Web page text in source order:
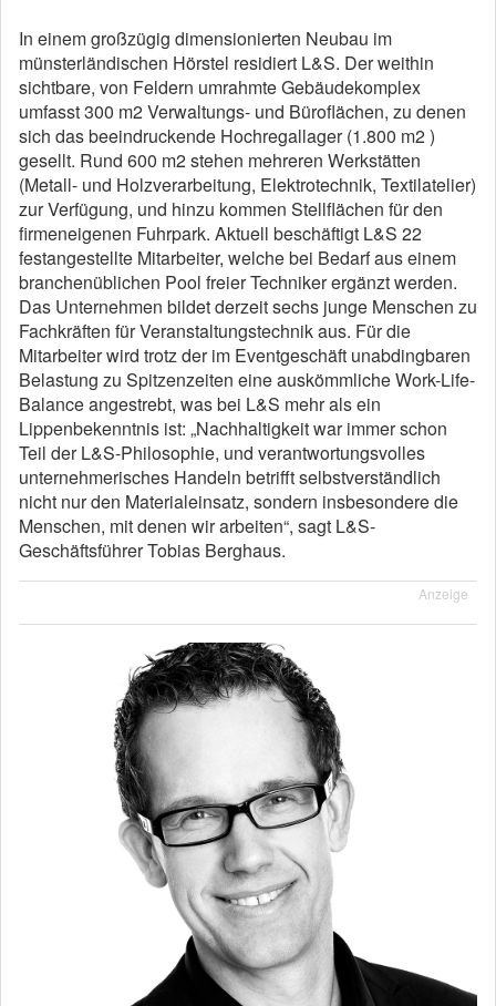
In einem großzügig dimensionierten Neubau im
münsterländischen Hörstel residiert L&S. Der weithin
sichtbare, von Feldern umrahmte Gebäudekomplex
umfasst 300 m2 Verwaltungs- und Büroflächen, zu denen
sich das beeindruckende Hochregallager (1.800 m2 )
gesellt. Rund 600 m2 stehen mehreren Werkstätten
(Metall- und Holzverarbeitung, Elektrotechnik, Textilatelier)
zur Verfügung, und hinzu kommen Stellflächen für den
firmeneigenen Fuhrpark. Aktuell beschäftigt L&S 22
festangestellte Mitarbeiter, welche bei Bedarf aus einem
branchenüblichen Pool freier Techniker ergänzt werden.
Das Unternehmen bildet derzeit sechs junge Menschen zu
Fachkräften für Veranstaltungstechnik aus. Für die
Mitarbeiter wird trotz der im Eventgeschäft unabdingbaren
Belastung zu Spitzenzeiten eine auskömmliche Work-Life-
Balance angestrebt, was bei L&S mehr als ein
Lippenbekenntnis ist: „Nachhaltigkeit war immer schon
Teil der L&S-Philosophie, und verantwortungsvolles
unternehmerisches Handeln betrifft selbstverständlich
nicht nur den Materialeinsatz, sondern insbesondere die
Menschen, mit denen wir arbeiten“, sagt L&S-
Geschäftsführer Tobias Berghaus.
Anzeige